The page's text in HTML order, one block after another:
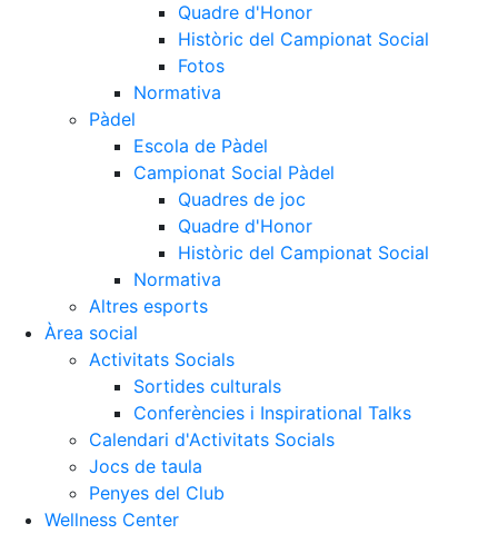
Quadre d'Honor
Històric del Campionat Social
Fotos
Normativa
Pàdel
Escola de Pàdel
Campionat Social Pàdel
Quadres de joc
Quadre d'Honor
Històric del Campionat Social
Normativa
Altres esports
Àrea social
Activitats Socials
Sortides culturals
Conferències i Inspirational Talks
Calendari d'Activitats Socials
Jocs de taula
Penyes del Club
Wellness Center